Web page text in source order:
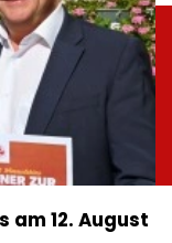
am 12. August